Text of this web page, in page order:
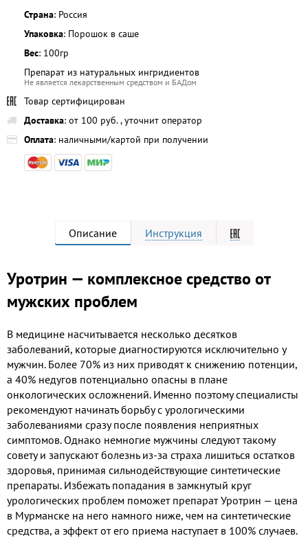
Страна: Россия
Упаковка: Порошок в саше
Вес: 100гр
Препарат из натуральных ингридиентов
Не является лекарственным средством и БАДом
Товар сертифицирован
Доставка: от 100 руб. , уточнит оператор
Оплата: наличными/картой при получении
Описание Инструкция
Уротрин — комплексное средство от
мужских проблем
В медицине насчитывается несколько десятков
заболеваний, которые диагностируются исключительно у
мужчин. Более 70% из них приводят к снижению потенции,
а 40% недугов потенциально опасны в плане
онкологических осложнений. Именно поэтому специалисты
рекомендуют начинать борьбу с урологическими
заболеваниями сразу после появления неприятных
симптомов. Однако немногие мужчины следуют такому
совету и запускают болезнь из-за страха лишиться остатков
здоровья, принимая сильнодействующие синтетические
препараты. Избежать попадания в замкнутый круг
урологических проблем поможет препарат Уротрин — цена
в Мурманске на него намного ниже, чем на синтетические
средства, а эффект от его приема наступает в 100% случаев.